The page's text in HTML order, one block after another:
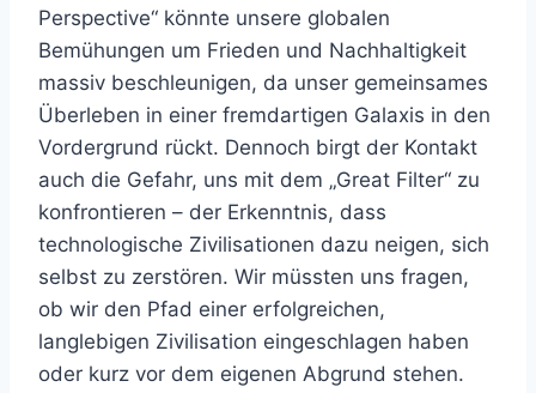
Perspective“ könnte unsere globalen
Bemühungen um Frieden und Nachhaltigkeit
massiv beschleunigen, da unser gemeinsames
Überleben in einer fremdartigen Galaxis in den
Vordergrund rückt. Dennoch birgt der Kontakt
auch die Gefahr, uns mit dem „Great Filter“ zu
konfrontieren – der Erkenntnis, dass
technologische Zivilisationen dazu neigen, sich
selbst zu zerstören. Wir müssten uns fragen,
ob wir den Pfad einer erfolgreichen,
langlebigen Zivilisation eingeschlagen haben
oder kurz vor dem eigenen Abgrund stehen.